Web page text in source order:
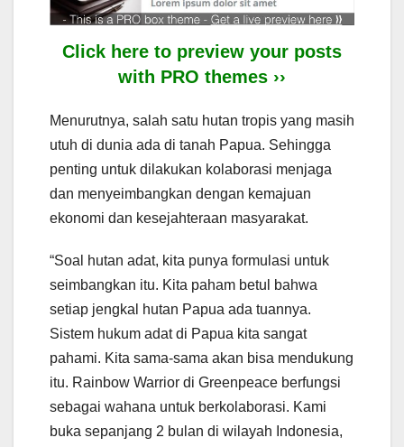
Click here to preview your posts
with PRO themes ››
Menurutnya, salah satu hutan tropis yang masih
utuh di dunia ada di tanah Papua. Sehingga
penting untuk dilakukan kolaborasi menjaga
dan menyeimbangkan dengan kemajuan
ekonomi dan kesejahteraan masyarakat.
“Soal hutan adat, kita punya formulasi untuk
seimbangkan itu. Kita paham betul bahwa
setiap jengkal hutan Papua ada tuannya.
Sistem hukum adat di Papua kita sangat
pahami. Kita sama-sama akan bisa mendukung
itu. Rainbow Warrior di Greenpeace berfungsi
sebagai wahana untuk berkolaborasi. Kami
buka sepanjang 2 bulan di wilayah Indonesia,